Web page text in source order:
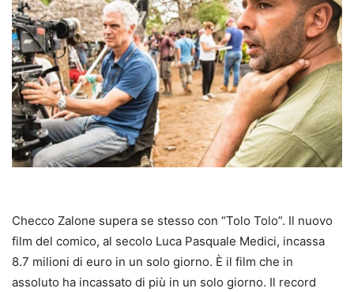
Checco Zalone supera se stesso con “Tolo Tolo”. Il nuovo
film del comico, al secolo Luca Pasquale Medici, incassa
8.7 milioni di euro in un solo giorno. È il film che in
assoluto ha incassato di più in un solo giorno. Il record